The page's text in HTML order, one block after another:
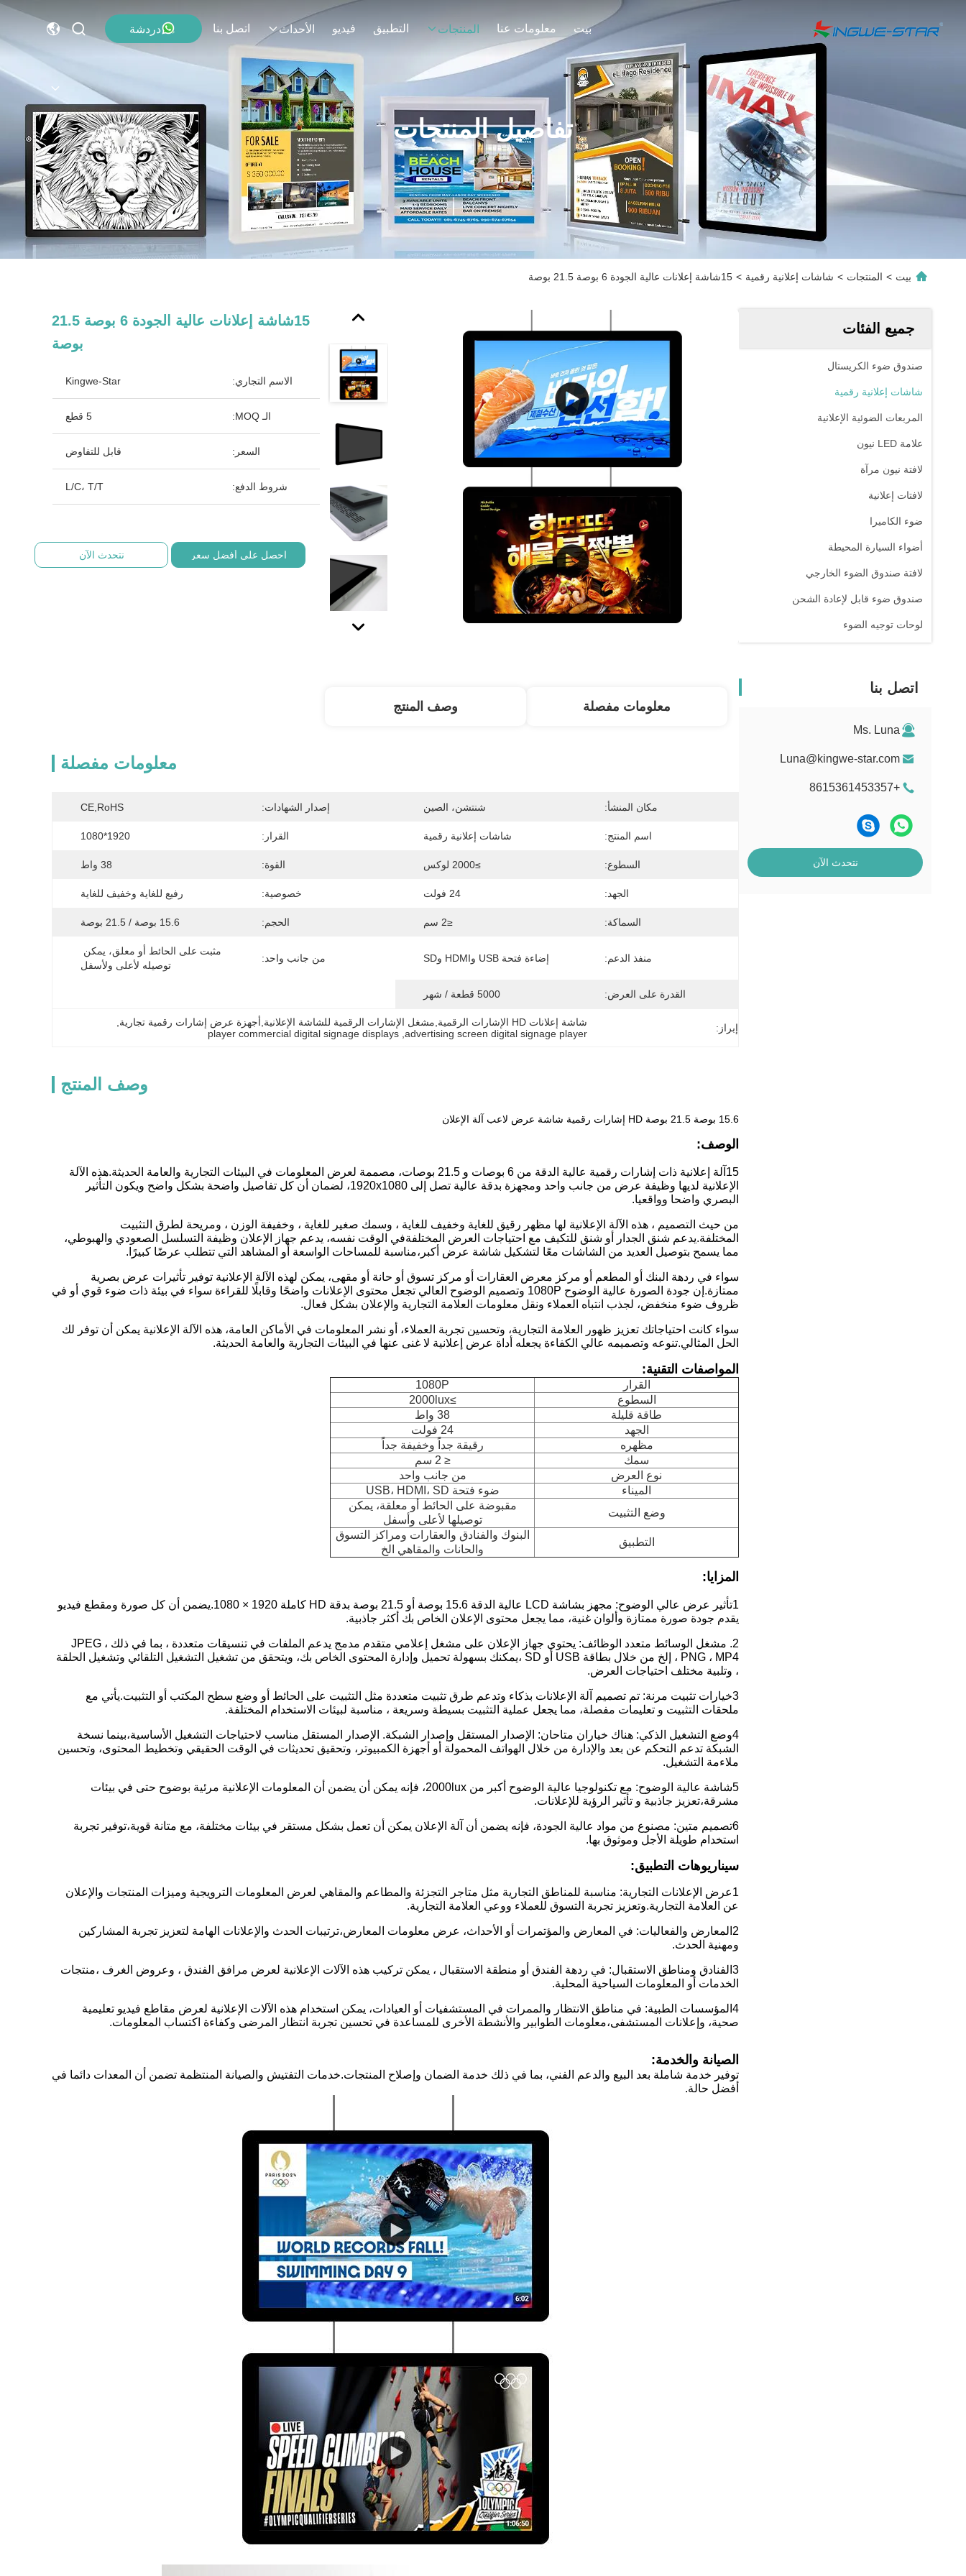
بيت معلومات عنا المنتجات التطبيق فيديو الأحداث اتصل بنا دردشة
تفاصيل المنتجات
بيت > المنتجات > شاشات إعلانية رقمية > 15شاشة إعلانات عالية الجودة 6 بوصة 21.5 بوصة
جميع الفئات
صندوق ضوء الكريستال
شاشات إعلانية رقمية
المربعات الضوئية الإعلانية
علامة LED نيون
لافتة نيون مرآة
لافتات إعلانية
ضوء الكاميرا
أضواء السيارة المحيطة
لافتة صندوق الضوء الخارجي
صندوق ضوء قابل لإعادة الشحن
لوحات توجيه الضوء
اتصل بنا
Ms. Luna
Luna@kingwe-star.com
+8615361453357
نتحدث الآن
15شاشة إعلانات عالية الجودة 6 بوصة 21.5
بوصة
الاسم التجاري: Kingwe-Star
الـ MOQ: 5 قطع
السعر: قابل للتفاوض
شروط الدفع: L/C، T/T
احصل على أفضل سعر نتحدث الآن
معلومات مفصلة وصف المنتج
معلومات مفصلة
مكان المنشأ: شنتشن، الصين إصدار الشهادات: CE,RoHS
اسم المنتج: شاشات إعلانية رقمية القرار: 1920*1080
السطوع: ≥2000 لوكس القوة: 38 واط
الجهد: 24 فولت خصوصية: رفيع للغاية وخفيف للغاية
السماكة: ≤2 سم الحجم: 15.6 بوصة / 21.5 بوصة
منفذ الدعم: إضاءة فتحة USB وHDMI وSD من جانب واحد:
توصيله لأعلى ولأسفل
القدرة على العرض: 5000 قطعة / شهر
إبراز: شاشة إعلانات HD الإشارات الرقمية,مشغل الإشارات الرقمية للشاشة الإعلانية,أجهزة عرض إشارات رقمية تجارية
advertising screen digital signage player
,
player commercial digital signage displays
وصف المنتج
15.6 بوصة 21.5 بوصة HD إشارات رقمية شاشة عرض لاعب آلة الإعلان
الوصف:
15آلة إعلانية ذات إشارات رقمية عالية الدقة من 6 بوصات و 21.5 بوصات، مصممة لعرض المعلومات في البيئات التجارية والعامة الحديثة.هذه الآلة
الإعلانية لديها وظيفة عرض من جانب واحد ومجهزة بدقة عالية تصل إلى 1920x1080، لضمان أن كل تفاصيل واضحة بشكل واضح ويكون التأثير
البصري واضحا وواقعيا.
من حيث التصميم ، هذه الآلة الإعلانية لها مظهر رقيق للغاية وخفيف للغاية ، وسمك صغير للغاية ، وخفيفة الوزن ، ومريحة لطرق التثبيت
المختلفة.يدعم شنق الجدار أو شنق للتكيف مع احتياجات العرض المختلفةفي الوقت نفسه، يدعم جهاز الإعلان وظيفة التسلسل الصعودي والهبوطي،
مما يسمح بتوصيل العديد من الشاشات معًا لتشكيل شاشة عرض أكبر،مناسبة للمساحات الواسعة أو المشاهد التي تتطلب عرضًا كبيرًا.
سواء في ردهة البنك أو المطعم أو مركز معرض العقارات أو مركز تسوق أو حانة أو مقهى، يمكن لهذه الآلة الإعلانية توفير تأثيرات عرض بصرية
ممتازة.إن جودة الصورة عالية الوضوح 1080P وتصميم الوضوح العالي تجعل محتوى الإعلانات واضحًا وقابلًا للقراءة سواء في بيئة ذات ضوء قوي أو في
ظروف ضوء منخفض، لجذب انتباه العملاء ونقل معلومات العلامة التجارية والإعلان بشكل فعال.
سواء كانت احتياجاتك تعزيز ظهور العلامة التجارية، وتحسين تجربة العملاء، أو نشر المعلومات في الأماكن العامة، هذه الآلة الإعلانية يمكن أن توفر لك
الحل المثالي.تنوعه وتصميمه عالي الكفاءة يجعله أداة عرض إعلانية لا غنى عنها في البيئات التجارية والعامة الحديثة.
المواصفات التقنية:
القرار
1080P
السطوع
≥2000lux
طاقة قليلة
38 واط
الجهد
24 فولت
مظهره
رقيقة جداً وخفيفة جداً
سمك
≤ 2 سم
نوع العرض
من جانب واحد
الميناء
ضوء فتحة USB، HDMI، SD
وضع التثبيت
مقبوضة على الحائط أو معلقة، يمكن
توصيلها لأعلى وأسفل
التطبيق
البنوك والفنادق والعقارات ومراكز التسوق
والحانات والمقاهي الخ
المزايا:
1تأثير عرض عالي الوضوح: مجهز بشاشة LCD عالية الدقة 15.6 بوصة أو 21.5 بوصة بدقة HD كاملة 1920 × 1080.يضمن أن كل صورة ومقطع فيديو
يقدم جودة صورة ممتازة وألوان غنية، مما يجعل محتوى الإعلان الخاص بك أكثر جاذبية.
2. مشغل الوسائط متعدد الوظائف: يحتوي جهاز الإعلان على مشغل إعلامي متقدم مدمج يدعم الملفات في تنسيقات متعددة ، بما في ذلك JPEG ،
PNG ، MP4 ، إلخ من خلال بطاقة USB أو SD ،يمكنك بسهولة تحميل وإدارة المحتوى الخاص بك، ويتحقق من تشغيل التشغيل التلقائي وتشغيل الحلقة
، وتلبية مختلف احتياجات العرض.
3خيارات تثبيت مرنة: تم تصميم آلة الإعلانات بذكاء وتدعم طرق تثبيت متعددة مثل التثبيت على الحائط أو وضع سطح المكتب أو التثبيت.يأتي مع
ملحقات التثبيت و تعليمات مفصلة، مما يجعل عملية التثبيت بسيطة وسريعة ، مناسبة لبيئات الاستخدام المختلفة.
4وضع التشغيل الذكي: هناك خياران متاحان: الإصدار المستقل وإصدار الشبكة. الإصدار المستقل مناسب لاحتياجات التشغيل الأساسية،بينما نسخة
الشبكة تدعم التحكم عن بعد والإدارة من خلال الهواتف المحمولة أو أجهزة الكمبيوتر، وتحقيق تحديثات في الوقت الحقيقي وتخطيط المحتوى، وتحسين
ملاءمة التشغيل.
5شاشة عالية الوضوح: مع تكنولوجيا عالية الوضوح أكبر من 2000lux، فإنه يمكن أن يضمن أن المعلومات الإعلانية مرئية بوضوح حتى في بيئات
مشرقة،تعزيز جاذبية و تأثير الرؤية للإعلانات.
6تصميم متين: مصنوع من مواد عالية الجودة، فإنه يضمن أن آلة الإعلان يمكن أن تعمل بشكل مستقر في بيئات مختلفة، مع متانة قوية،توفير تجربة
استخدام طويلة الأجل وموثوق بها.
سيناريوهات التطبيق:
1عرض الإعلانات التجارية: مناسبة للمناطق التجارية مثل متاجر التجزئة والمطاعم والمقاهي لعرض المعلومات الترويجية وميزات المنتجات والإعلان
عن العلامة التجارية.وتعزيز تجربة التسوق للعملاء ووعي العلامة التجارية.
2المعارض والفعاليات: في المعارض والمؤتمرات أو الأحداث، عرض معلومات المعارض،ترتيبات الحدث والإعلانات الهامة لتعزيز تجربة المشاركين
ومهنية الحدث.
3الفنادق ومناطق الاستقبال: في ردهة الفندق أو منطقة الاستقبال ، يمكن تركيب هذه الآلات الإعلانية لعرض مرافق الفندق ، وعروض الغرف ،منتجات
الخدمات أو المعلومات السياحية المحلية.
4المؤسسات الطبية: في مناطق الانتظار والممرات في المستشفيات أو العيادات، يمكن استخدام هذه الآلات الإعلانية لعرض مقاطع فيديو تعليمية
صحية، وإعلانات المستشفى،معلومات الطوابير والأنشطة الأخرى للمساعدة في تحسين تجربة انتظار المرضى وكفاءة اكتساب المعلومات.
الصيانة والخدمة:
توفير خدمة شاملة بعد البيع والدعم الفني، بما في ذلك خدمة الضمان وإصلاح المنتجات.خدمات التفتيش والصيانة المنتظمة تضمن أن المعدات دائما في
أفضل حالة.